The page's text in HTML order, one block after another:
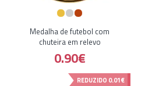
Medalha de futebol com
chuteira em relevo
0.90€
REDUZIDO 0.01€